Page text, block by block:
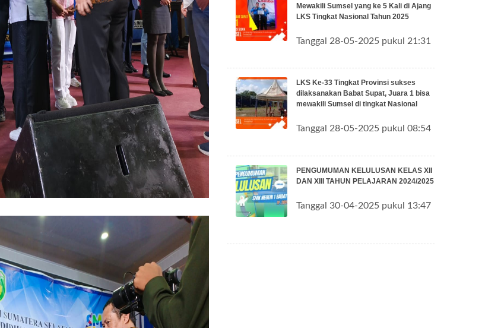
Mewakili Sumsel yang ke 5 Kali di Ajang
LKS Tingkat Nasional Tahun 2025
Tanggal 28-05-2025 pukul 21:31
LKS Ke-33 Tingkat Provinsi sukses
dilaksanakan Babat Supat, Juara 1 bisa
mewakili Sumsel di tingkat Nasional
Tanggal 28-05-2025 pukul 08:54
PENGUMUMAN KELULUSAN KELAS XII
DAN XIII TAHUN PELAJARAN 2024/2025
Tanggal 30-04-2025 pukul 13:47